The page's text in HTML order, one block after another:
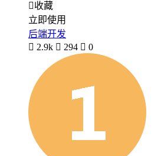
收藏
立即使用
后端开发
 2.9k  294  0